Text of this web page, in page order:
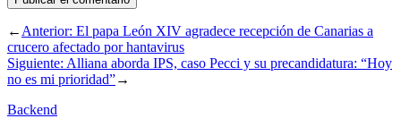
←Anterior: El papa León XIV agradece recepción de Canarias a
crucero afectado por hantavirus
Siguiente: Alliana aborda IPS, caso Pecci y su precandidatura: “Hoy
no es mi prioridad”→
Backend